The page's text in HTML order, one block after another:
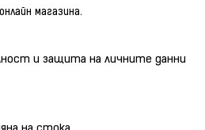
магазина.
и защита на личните данни